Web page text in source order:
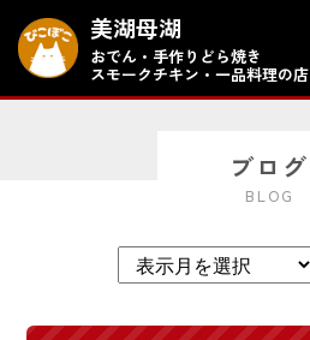
美湖母湖
おでん・手作りどら焼き
スモークチキン・一品料理の店
ブログ
BLOG